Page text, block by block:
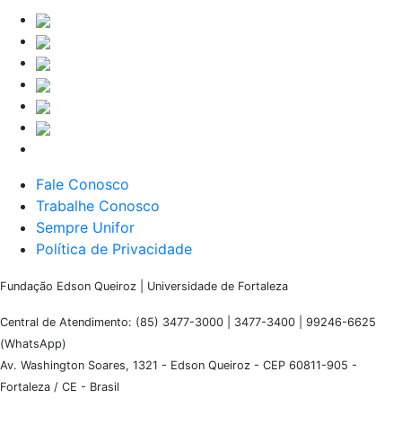
Fale Conosco
Trabalhe Conosco
Sempre Unifor
Política de Privacidade
Fundação Edson Queiroz | Universidade de Fortaleza
Central de Atendimento: (85) 3477-3000 | 3477-3400 | 99246-6625
(WhatsApp)
Av. Washington Soares, 1321 - Edson Queiroz - CEP 60811-905 -
Fortaleza / CE - Brasil